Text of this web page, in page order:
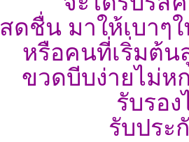
สดชื่น มาให้เบาๆ
หรือคนที่เริ่มต้น
ขวดบีบง่ายไม่ห
รับรอ
รับประ